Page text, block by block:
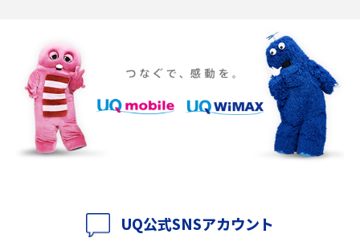
ポケット型Wi-Fiをレンタルするメリットとは？選び方や向いている方の特
徴も紹介
持ち運びできるポケット型Wi-Fiのおススメの選び方は？メリット・デメリ
ットも紹介
ポケット型Wi-Fiとは？通信の仕組みやメリット・デメリットを解説
UQ公式SNSアカウント